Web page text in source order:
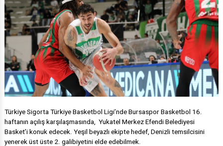
Türkiye Sigorta Türkiye Basketbol Ligi’nde Bursaspor Basketbol 16.
haftanın açılış karşılaşmasında, Yukatel Merkez Efendi Belediyesi
Basket’i konuk edecek. Yeşil beyazlı ekipte hedef, Denizli temsilcisini
yenerek üst üste 2. galibiyetini elde edebilmek.